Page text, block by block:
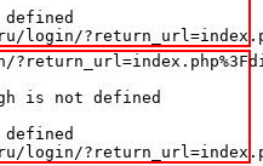
login/
is not defined
login/